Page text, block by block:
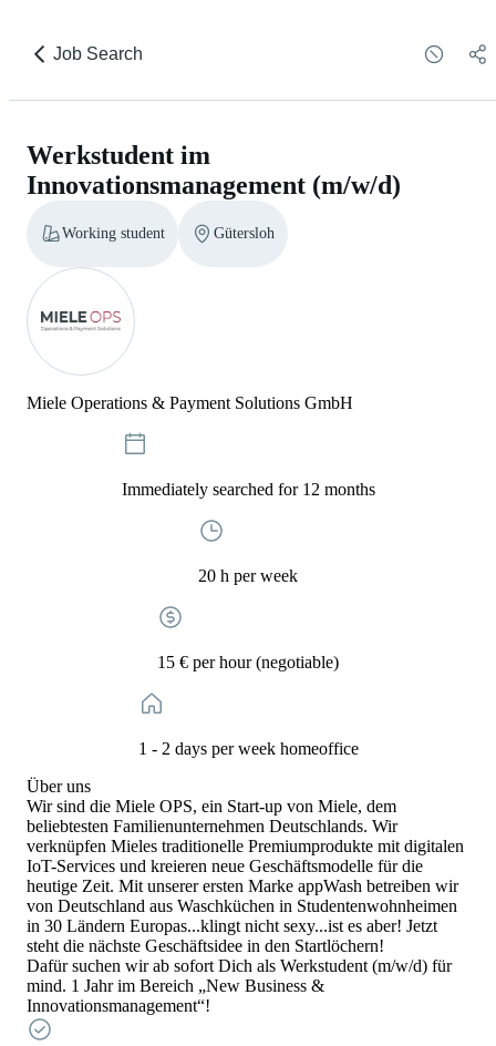
Job Search
Werkstudent im
Innovationsmanagement (m/w/d)
Working student Gütersloh
Miele Operations & Payment Solutions GmbH
Immediately searched for 12 months
20 h per week
15 € per hour (negotiable)
1 - 2 days per week homeoffice
Über uns
Wir sind die Miele OPS, ein Start-up von Miele, dem
beliebtesten Familienunternehmen Deutschlands. Wir
verknüpfen Mieles traditionelle Premiumprodukte mit digitalen
IoT-Services und kreieren neue Geschäftsmodelle für die
heutige Zeit. Mit unserer ersten Marke appWash betreiben wir
von Deutschland aus Waschküchen in Studentenwohnheimen
in 30 Ländern Europas...klingt nicht sexy...ist es aber! Jetzt
steht die nächste Geschäftsidee in den Startlöchern!
Dafür suchen wir ab sofort Dich als Werkstudent (m/w/d) für
mind. 1 Jahr im Bereich „New Business &
Innovationsmanagement“!